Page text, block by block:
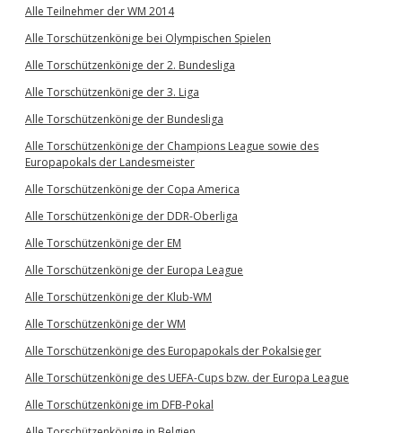
Alle Teilnehmer der WM 2014
Alle Torschützenkönige bei Olympischen Spielen
Alle Torschützenkönige der 2. Bundesliga
Alle Torschützenkönige der 3. Liga
Alle Torschützenkönige der Bundesliga
Alle Torschützenkönige der Champions League sowie des
Europapokals der Landesmeister
Alle Torschützenkönige der Copa America
Alle Torschützenkönige der DDR-Oberliga
Alle Torschützenkönige der EM
Alle Torschützenkönige der Europa League
Alle Torschützenkönige der Klub-WM
Alle Torschützenkönige der WM
Alle Torschützenkönige des Europapokals der Pokalsieger
Alle Torschützenkönige des UEFA-Cups bzw. der Europa League
Alle Torschützenkönige im DFB-Pokal